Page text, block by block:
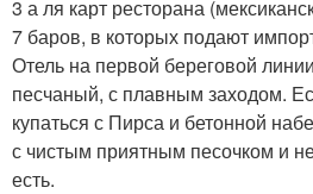
3 а ля карт ресторана
7 баров, в которых подают
Отель на первой береговой
песчаный, с плавным заходом.
купаться с Пирса и бетонной
с чистым приятным песочком и
есть.